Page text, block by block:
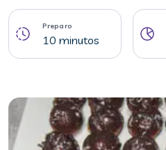
Preparo
10 minutos